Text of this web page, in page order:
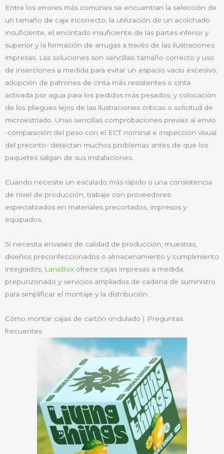
Entre los errores más comunes se encuentran la selección de
un tamaño de caja incorrecto, la utilización de un acolchado
insuficiente, el encintado insuficiente de las partes inferior y
superior y la formación de arrugas a través de las ilustraciones
impresas. Las soluciones son sencillas: tamaño correcto y uso
de inserciones a medida para evitar un espacio vacío excesivo;
adopción de patrones de cinta más resistentes o cinta
activada por agua para los pedidos más pesados; y colocación
de los pliegues lejos de las ilustraciones críticas o solicitud de
microestriado. Unas sencillas comprobaciones previas al envío
-comparación del peso con el ECT nominal e inspección visual
del precinto- detectan muchos problemas antes de que los
paquetes salgan de sus instalaciones.
Cuando necesite un escalado más rápido o una consistencia
de nivel de producción, trabaje con proveedores
especializados en materiales precortados, impresos y
equipados.
Si necesita envases de calidad de producción, muestras,
diseños preconfeccionados o almacenamiento y cumplimiento
integrados, LansBox ofrece cajas impresas a medida,
prepunzonado y servicios ampliados de cadena de suministro
para simplificar el montaje y la distribución.
Cómo montar cajas de cartón ondulado | Preguntas
frecuentes